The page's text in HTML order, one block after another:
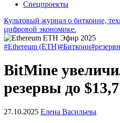
Спецпроекты
Культовый журнал о биткоине,
цифровой экономике.
#Ethereum (ETH)#Биткоин
BitMine
резервы до
27.10.2025 Елена Васильева